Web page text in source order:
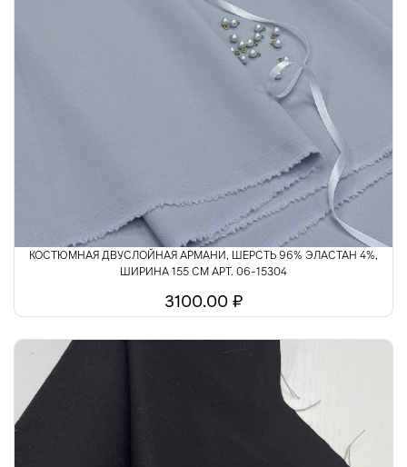
КОСТЮМНАЯ ДВУСЛОЙНАЯ АРМАНИ, ШЕРСТЬ 96% ЭЛАСТАН 4%,
ШИРИНА 155 СМ АРТ. 06-15304
3100.00 ₽